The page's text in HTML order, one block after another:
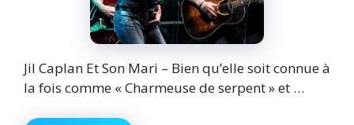
Jil Caplan Et Son Mari – Bien qu’elle soit connue à
la fois comme « Charmeuse de serpent » et …